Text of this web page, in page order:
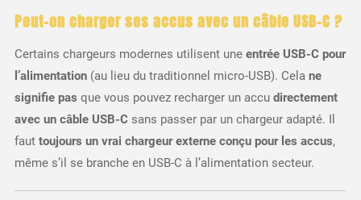
Peut-on charger ses accus avec un câble USB-C ?
Certains chargeurs modernes utilisent une entrée USB-C pour
l’alimentation(au lieu du traditionnel micro-USB). Cela ne
signifie pas que vous pouvez recharger un accu directement
avec un câble USB-Csans passer par un chargeur adapté. Il
faut toujours un vrai chargeur externe conçu pour les accus,
même s’il se branche en USB-C à l’alimentation secteur.